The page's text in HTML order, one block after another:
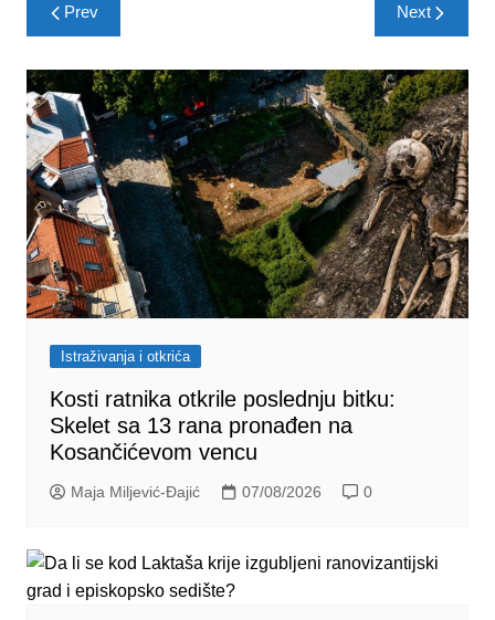
navigation
Prev Next
Istraživanja i otkrića
Kosti ratnika otkrile poslednju bitku:
Skelet sa 13 rana pronađen na
Kosančićevom vencu
Maja Miljević-Đajić 07/08/2026 0